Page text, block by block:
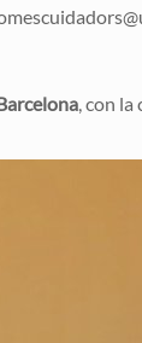
, con la